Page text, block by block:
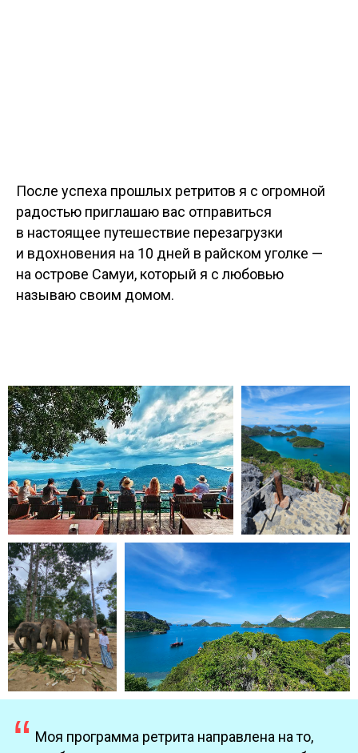
После успеха прошлых ретритов я с огромной
радостью приглашаю вас отправиться
в настоящее путешествие перезагрузки
и вдохновения на 10 дней в райском уголке —
на острове Самуи, который я с любовью
называю своим домом.
“ Моя программа ретрита направлена на то,